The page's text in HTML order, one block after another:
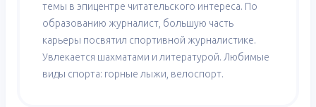
темы в эпицентре читательского интереса. По
образованию журналист, большую часть
карьеры посвятил спортивной журналистике.
Увлекается шахматами и литературой. Любимые
виды спорта: горные лыжи, велоспорт.